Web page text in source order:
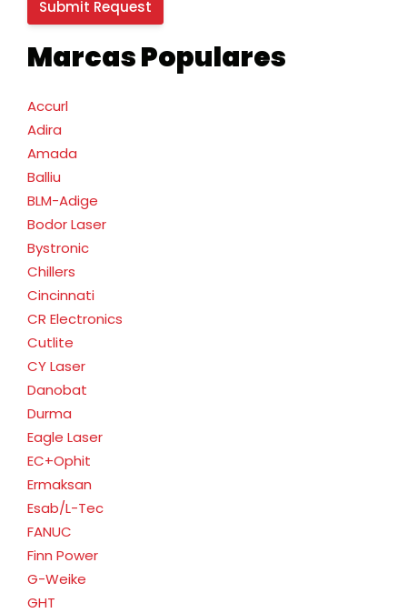
Marcas Populares
Accurl
Adira
Amada
Balliu
BLM-Adige
Bodor Laser
Bystronic
Chillers
Cincinnati
CR Electronics
Cutlite
CY Laser
Danobat
Durma
Eagle Laser
EC+Ophit
Ermaksan
Esab/L-Tec
FANUC
Finn Power
G-Weike
GHT